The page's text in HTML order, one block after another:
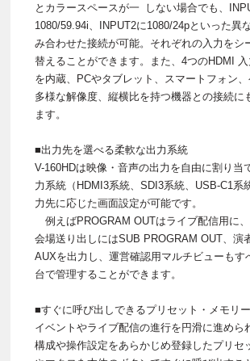
とカラースペースが一 しない場合でも、
1080/59.94i、INPUT2に1080/24pといった異
み合わせた接続が可能。それぞれの入力をシ
替えることができます。また、4つのHDMI
を内蔵、PCやタブレット、スマートフォン
多様な解像度、縦横比を持つ機器との接続に
ます。
■出力先を選べる柔軟な出力系統
V-160HDは映像・音声の出力を自由に割り当
力系統（HDMI3系統、SDI3系統、USB-C1系
力先に応じた画面設定が可能です。
例えばPROGRAM OUTはライブ配信用に
会場送り出しにはSUB PROGRAM OUT、演
AUXを出力し、運営確認用マルチビューもす
台で管理することができます。
■すぐに呼び出しできるプリセット・メモリ
イベントやライブ配信の進行を円滑に進めら
構成や操作設定をあらかじめ登録したプリセ